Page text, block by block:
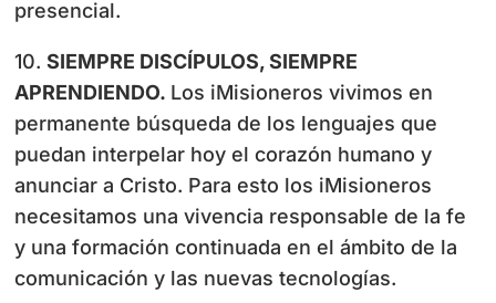
presencial.
10.SIEMPRE DISCÍPULOS, SIEMPRE
APRENDIENDO. Los iMisioneros vivimos en
permanente búsqueda de los lenguajes que
puedan interpelar hoy el corazón humano y
anunciar a Cristo. Para esto los iMisioneros
necesitamos una vivencia responsable de la fe
y una formación continuada en el ámbito de la
comunicación y las nuevas tecnologías.